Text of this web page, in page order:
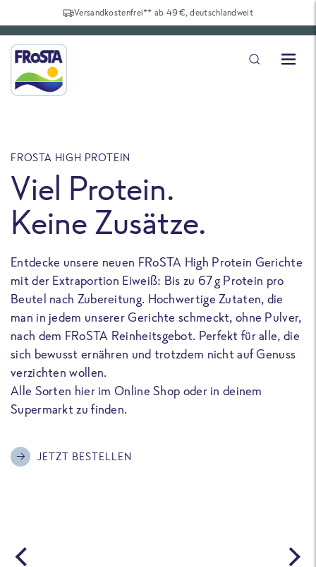
Versandkostenfrei** ab 49€, deutschlandweit
FROSTA HIGH PROTEIN
Viel Protein.
Keine Zusätze.
Entdecke unsere neuen FRoSTA High Protein Gerichte
mit der Extraportion Eiweiß: Bis zu 67 g Protein pro
Beutel nach Zubereitung. Hochwertige Zutaten, die
man in jedem unserer Gerichte schmeckt, ohne Pulver,
nach dem FRoSTA Reinheitsgebot. Perfekt für alle, die
sich bewusst ernähren und trotzdem nicht auf Genuss
verzichten wollen.
Alle Sorten hier im Online Shop oder in deinem
Supermarkt zu finden.
JETZT BESTELLEN